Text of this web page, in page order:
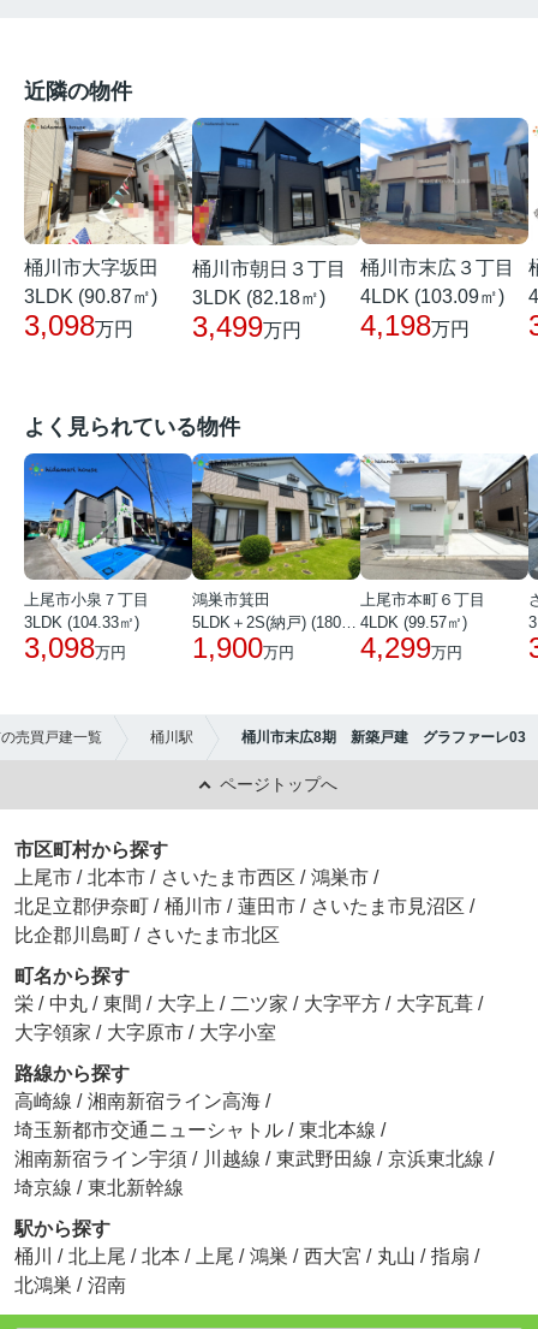
近隣の物件
桶川市大字坂田
3LDK (90.87㎡)
3,098万円
桶川市朝日３丁目
3LDK (82.18㎡)
3,499万円
桶川市末広３丁目
4LDK (103.09㎡)
4,198万円
よく見られている物件
上尾市小泉７丁目
3LDK (104.33㎡)
3,098万円
鴻巣市箕田
1,900万円
上尾市本町６丁目
4LDK (99.57㎡)
4,299万円
売買戸建一覧 桶川駅 桶川市末広8期 新築戸建 グラファーレ03
ページトップへ
市区町村から探す
上尾市 / 北本市 / さいたま市西区 / 鴻巣市 /
北足立郡伊奈町 / 桶川市 / 蓮田市 / さいたま市見沼区 /
比企郡川島町 / さいたま市北区
町名から探す
栄 / 中丸 / 東間 / 大字上 / 二ツ家 / 大字平方 / 大字瓦葺 /
大字領家 / 大字原市 / 大字小室
路線から探す
高崎線 / 湘南新宿ライン高海 /
埼玉新都市交通ニューシャトル / 東北本線 /
湘南新宿ライン宇須 / 川越線 / 東武野田線 / 京浜東北線 /
埼京線 / 東北新幹線
駅から探す
桶川
/ 北上尾 / 北本 / 上尾 / 鴻巣 / 西大宮 / 丸山 / 指扇 /
北鴻巣 / 沼南